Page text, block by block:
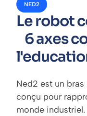
NED2
Le robot
6 axes
Ned2 est un
conçu pour
monde